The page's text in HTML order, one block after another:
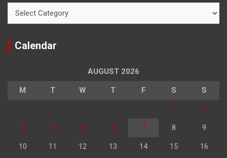
Calendar
AUGUST 2026
M T W T F S S
1 2
3 4 5 6 7 8 9
10 11 12 13 14 15 16